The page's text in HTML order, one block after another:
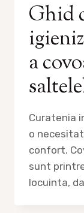
Ghid
a
Curatenia
o
confort.
sunt
locuinta,